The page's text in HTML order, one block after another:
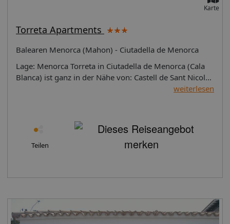
Karte
Torreta Apartments
Balearen Menorca (Mahon) - Ciutadella de Menorca
Lage: Menorca Torreta in Ciutadella de Menorca (Cala
Blanca) ist ganz in der Nähe von: Castell de Sant Nicolau
und Leuchtturm von Ciutadella. Dieses Apartment
3 Zimmer, die Küchen bieten, die über große
Kühlschränke/Gefrierfächer und Öfen verfügen, wie zu
Hause. Ein WLAN-Internetzugang (kostenlos) steht zur
bestimmten Tagen sauber gemacht.Ausstattung Nutzen
aber auch den schönen Ausblick von folgendem Punkt
genießen: Terrasse. Auch WLAN-Internetzugang
weiterlesen
Teilen